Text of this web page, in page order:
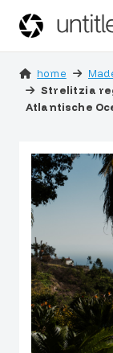
home
Strelitzia
Atlantische